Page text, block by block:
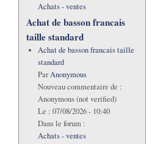
Achats - ventes
Achat de basson francais
taille standard
Achat de basson francais taille
standard
ParAnonymous
Nouveau commentaire de :
Anonymous (not verified)
Le : 07/08/2026 - 10:40
Dans le forum :
Achats - ventes